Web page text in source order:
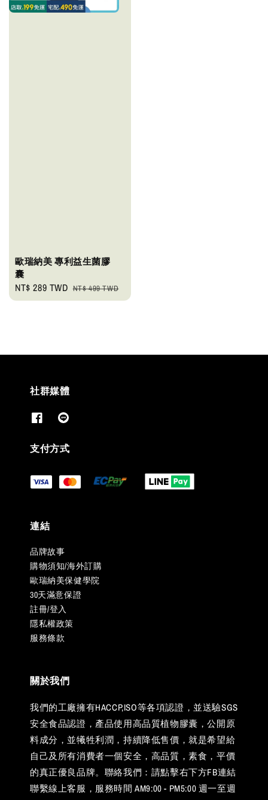
歐瑞納美 專利益生菌膠
囊
Sale
price
NT$ 289 TWD Regular
price
NT$ 499 TWD
社群媒體
支付方式
連結
品牌故事
購物須知/海外訂購
歐瑞納美保健學院
30天滿意保證
註冊/登入
隱私權政策
服務條款
關於我們
我們的工廠擁有HACCP,ISO等各項認證，並送驗SGS
安全食品認證，產品使用高品質植物膠囊，公開原
料成分，並犧牲利潤，持續降低售價，就是希望給
自己及所有消費者一個安全，高品質，素食，平價
的真正優良品牌。聯絡我們：請點擊右下方FB連結
聯繫線上客服，服務時間 AM9:00 - PM5:00 週一至週